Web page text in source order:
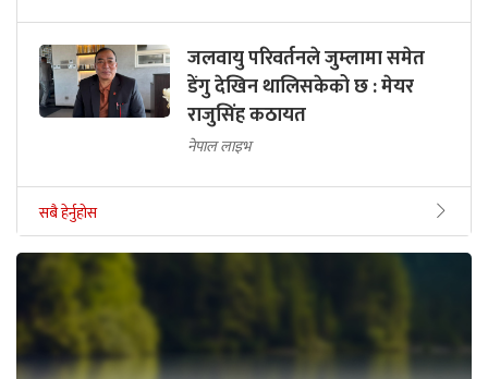
जलवायु परिवर्तनले जुम्लामा समेत
डेंगु देखिन थालिसकेको छ : मेयर
राजुसिंह कठायत
नेपाल लाइभ
सबै हेर्नुहोस